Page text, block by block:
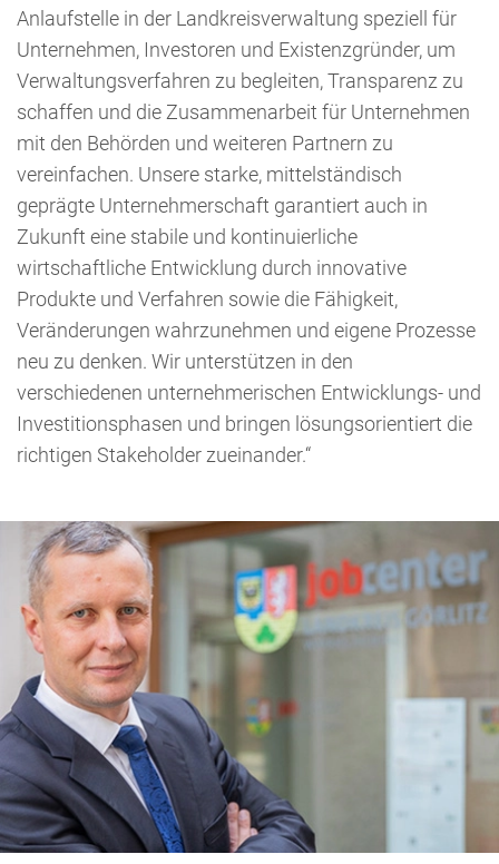
Anlaufstelle in der Landkreisverwaltung speziell für
Unternehmen, Investoren und Existenzgründer, um
Verwaltungsverfahren zu begleiten, Transparenz zu
schaffen und die Zusammenarbeit für Unternehmen
mit den Behörden und weiteren Partnern zu
vereinfachen. Unsere starke, mittelständisch
geprägte Unternehmerschaft garantiert auch in
Zukunft eine stabile und kontinuierliche
wirtschaftliche Entwicklung durch innovative
Produkte und Verfahren sowie die Fähigkeit,
Veränderungen wahrzunehmen und eigene Prozesse
neu zu denken. Wir unterstützen in den
verschiedenen unternehmerischen Entwicklungs- und
Investitionsphasen und bringen lösungsorientiert die
richtigen Stakeholder zueinander.“